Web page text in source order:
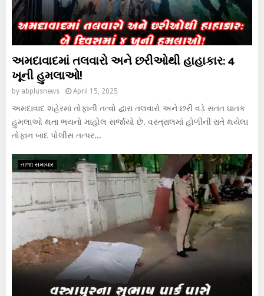
અમદાવાદમાં તલવારો અને છરીઓથી હાહાકાર: 4
ખૂની હુમલાઓ!
by abplusnews April 15, 2025
અમદાવાદ શહેરમાં તોફાની તત્વો દ્વારા તલવારો અને છરી વડે સતત ઘાતક
હુમલાઓ થતા ભયનો માહોલ સર્જાયો છે. વસ્ત્રાલમાં હોળીની રાતે થયેલા
તોફાન બાદ પોલીસ તત્પર...
તાજા સમાચાર